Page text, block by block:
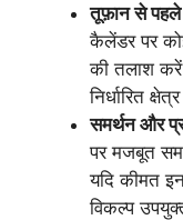
तूफ़ान से पहले
कैलेंडर पर
की तलाश
निर्धारित
समर्थन और
पर मजबूत
यदि कीमत
विकल्प